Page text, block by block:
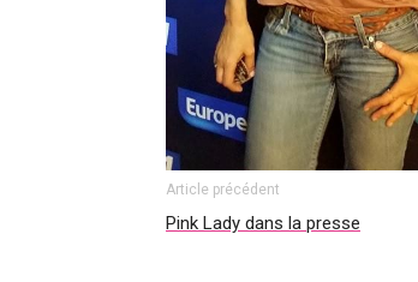
Article précédent
Pink Lady dans la presse